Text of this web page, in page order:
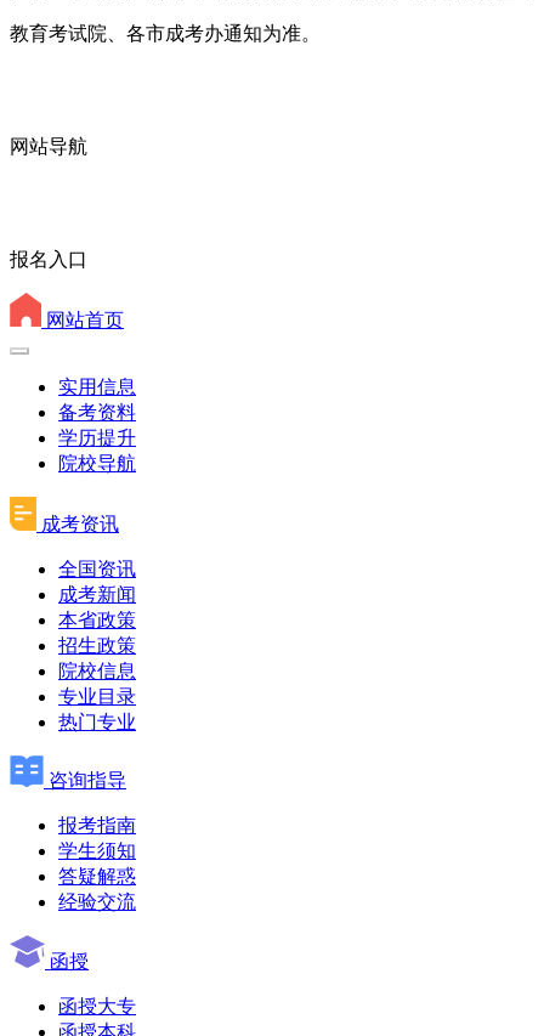
教育考试院、各市成考办通知为准。
网站导航
报名入口
网站首页
实用信息
备考资料
学历提升
院校导航
成考资讯
全国资讯
成考新闻
本省政策
招生政策
院校信息
专业目录
热门专业
咨询指导
报考指南
学生须知
答疑解惑
经验交流
函授
函授大专
函授本科